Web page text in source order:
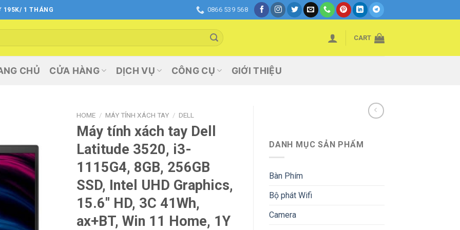
195K/ 1 THÁNG 0866 539 568
CART
CHỦ CỬA HÀNG DỊCH VỤ CÔNG CỤ GIỚI THIỆU
to
wishlist
HOME / MÁY TÍNH XÁCH TAY / DELL
Máy tính xách tay Dell
Latitude 3520, i3-
1115G4, 8GB, 256GB
SSD, Intel UHD Graphics,
15.6″ HD, 3C 41Wh,
ax+BT, Win 11 Home, 1Y
DANH MỤC SẢN PHẨM
Bàn Phím
Bộ phát Wifi
Camera